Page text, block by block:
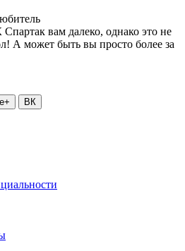
вам далеко, однако это не
А может быть вы просто более за
ВК